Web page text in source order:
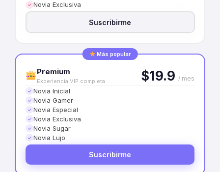
✓ Novia Exclusiva
Suscribirme
Más popular
Premium
Experiencia VIP completa $19.9 / mes
✓ Novia Inicial
✓ Novia Gamer
✓ Novia Especial
✓ Novia Exclusiva
✓ Novia Sugar
✓ Novia Lujo
Suscribirme